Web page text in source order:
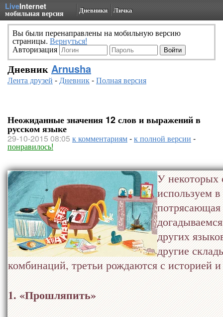
LiveInternet
мобильная версия Дневники Личка
Вы были перенаправлены на мобильную версию
страницы. Вернуться!
Авторизация
Дневник Arnusha
Лента друзей -Дневник-Полная версия
Неожиданные значения 12 слов и выражений в
русском языке
29-10-2015 08:05 к комментариям-к полной версии -
понравилось!
У некоторых
используем
других
другие
комбинаций, третьи рождаются с историей
1. «Прошляпить»